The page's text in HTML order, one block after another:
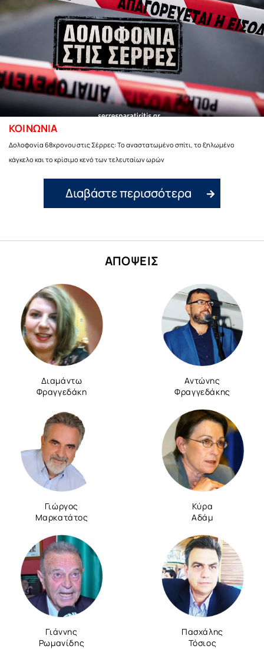
ΚΟΙΝΩΝΙΑ
Δολοφονία 68χρονου στις Σέρρες: Το αναστατωμένο σπίτι, το ξηλωμένο
κάγκελο και το κρίσιμο κενό των τελευταίων ωρών
Διαβάστε περισσότερα
ΑΠΟΨΕΙΣ
Διαμάντω
Φραγγεδάκη
Αντώνης
Φραγγεδάκης
Γιώργος
Μαρκατάτος
Κύρα
Αδάμ
Γιάννης
Ρωμανίδης
Πασχάλης
Τόσιος